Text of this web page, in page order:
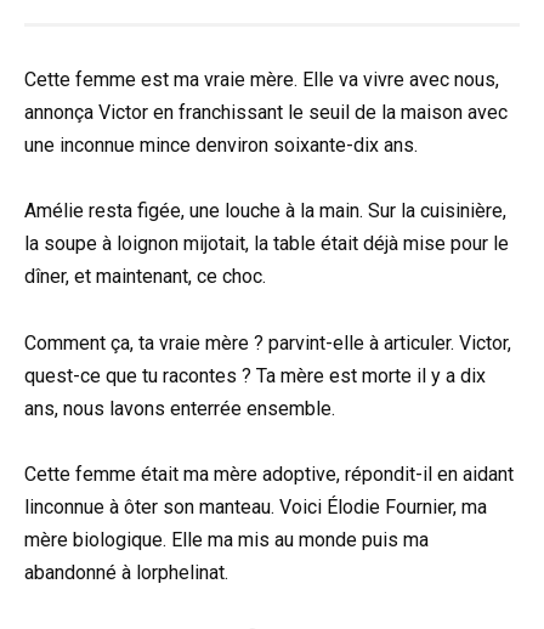
Cette femme est ma vraie mère. Elle va vivre avec nous,
annonça Victor en franchissant le seuil de la maison avec
une inconnue mince denviron soixante-dix ans.
Amélie resta figée, une louche à la main. Sur la cuisinière,
la soupe à loignon mijotait, la table était déjà mise pour le
dîner, et maintenant, ce choc.
Comment ça, ta vraie mère ? parvint-elle à articuler. Victor,
quest-ce que tu racontes ? Ta mère est morte il y a dix
ans, nous lavons enterrée ensemble.
Cette femme était ma mère adoptive, répondit-il en aidant
linconnue à ôter son manteau. Voici Élodie Fournier, ma
mère biologique. Elle ma mis au monde puis ma
abandonné à lorphelinat.